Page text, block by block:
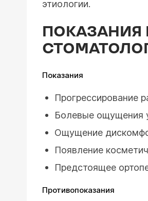
этиологии.
ПОКАЗАНИЯ
Показания
Прогрессирование
Болевые ощущения
Ощущение
Появление
Предстоящее
Противопоказания